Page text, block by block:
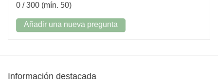
0 / 300 (mín. 50)
Añadir una nueva pregunta
Información destacada